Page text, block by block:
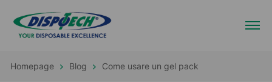
Homepage Blog Come usare un gel pack